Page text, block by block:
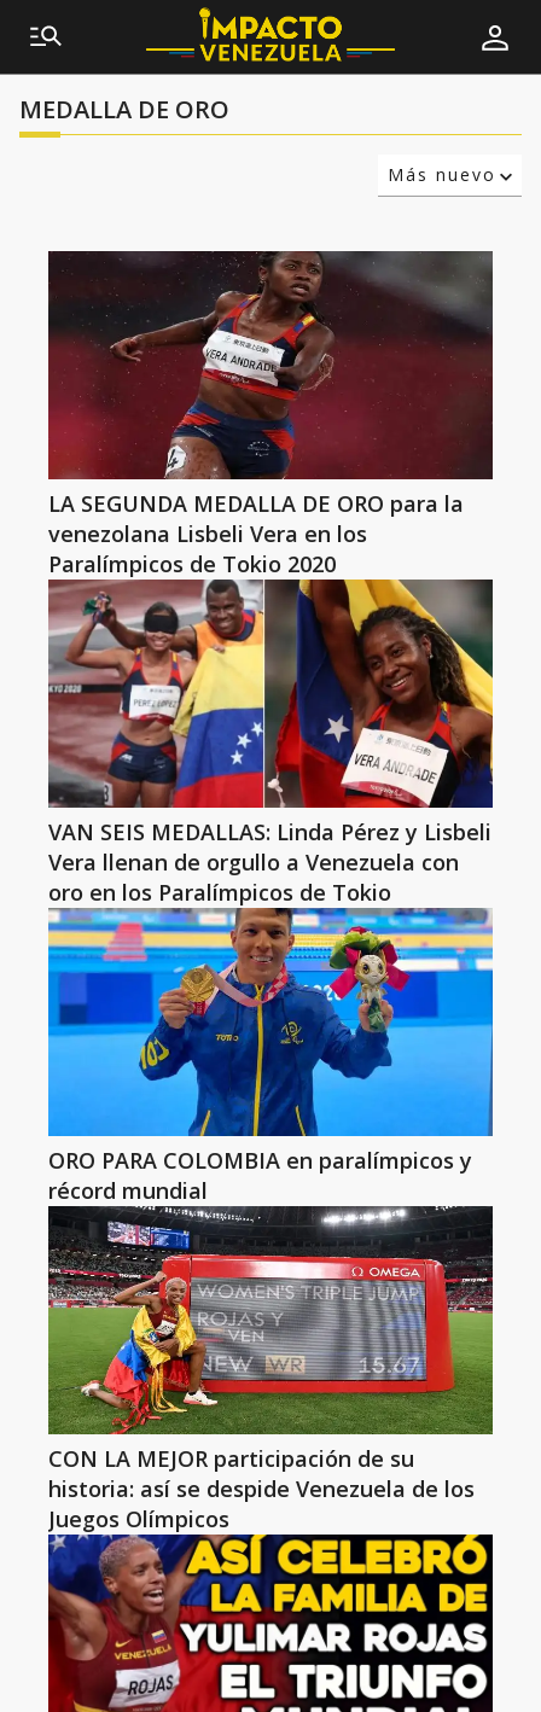
MEDALLA DE ORO
Más nuevo
LA SEGUNDA MEDALLA DE ORO para la
venezolana Lisbeli Vera en los
Paralímpicos de Tokio 2020
VAN SEIS MEDALLAS: Linda Pérez y Lisbeli
Vera llenan de orgullo a Venezuela con
oro en los Paralímpicos de Tokio
ORO PARA COLOMBIA en paralímpicos y
récord mundial
CON LA MEJOR participación de su
historia: así se despide Venezuela de los
Juegos Olímpicos